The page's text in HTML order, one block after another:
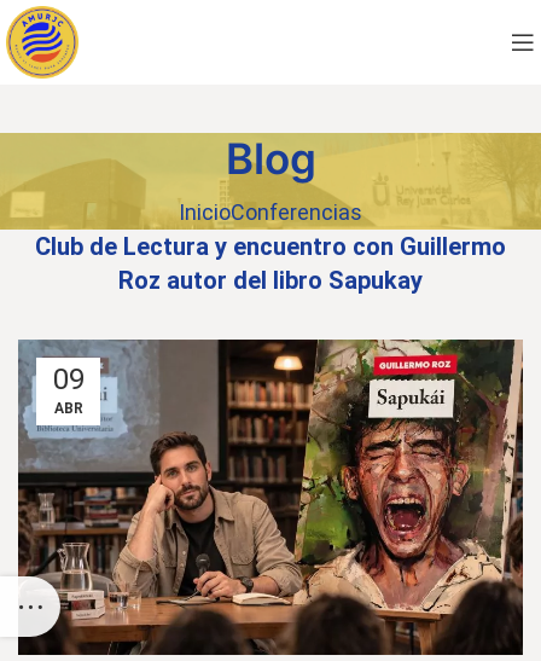
Blog
InicioConferencias
Club de Lectura y encuentro con Guillermo
Roz autor del libro Sapukay
09
ABR